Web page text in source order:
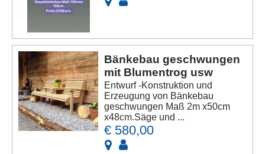
Bänkebau geschwungen
mit Blumentrog usw
Entwurf -Konstruktion und
Erzeugung von Bänkebau
geschwungen Maß 2m x50cm
x48cm.Säge und ...
€ 580,00